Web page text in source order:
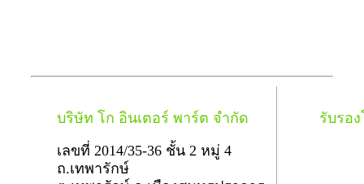
บริษัท โก อินเตอร์ พาร์ต จำกัด
เลขที่ 2014/35-36 ชั้น 2 หมู่ 4
ถ.เทพารักษ์
รับรอ